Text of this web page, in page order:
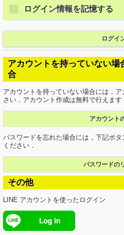
ログイン情報を記憶する
ログイ
アカウントを持っていない
合
アカウントを持っていない場合には，
さい．アカウント作成は無料で行えます
アカウント
パスワードを忘れた場合には，下記ボ
ください．
パスワードの
その他
LINE アカウントを使ったログイン